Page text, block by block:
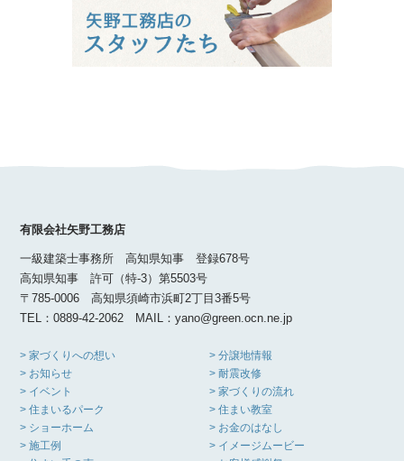
有限会社矢野工務店
一級建築士事務所 高知県知事 登録678号
高知県知事 許可（特-3）第5503号
〒785-0006 高知県須崎市浜町2丁目3番5号
TEL：0889-42-2062 MAIL：yano@green.ocn.ne.jp
> 家づくりへの想い
> お知らせ
> イベント
> 住まいるパーク
> ショーホーム
> 施工例
> 分譲地情報
> 耐震改修
> 家づくりの流れ
> 住まい教室
> お金のはなし
> イメージムービー